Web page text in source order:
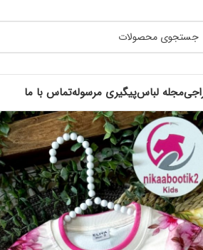
مجله لباسپیگیری مرسولهتماس با ما